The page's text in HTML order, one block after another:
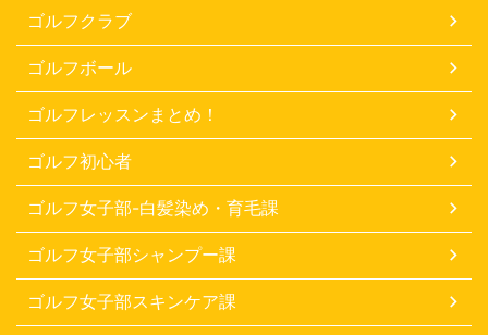
ゴルフクラブ
ゴルフボール
ゴルフレッスンまとめ！
ゴルフ初心者
ゴルフ女子部-白髪染め・育毛課
ゴルフ女子部シャンプー課
ゴルフ女子部スキンケア課